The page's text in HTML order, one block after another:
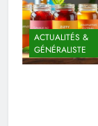
ACTUALITÉS &
GÉNÉRALISTE